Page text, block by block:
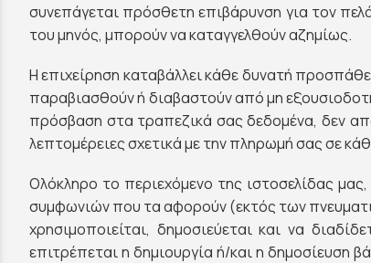
συνεπάγεται πρόσθετη επιβάρυνση για τον
του μηνός, μπορούν να καταγγελθούν αζημίως.
Η επιχείρηση καταβάλλει κάθε δυνατή
παραβιασθούν ή διαβαστούν από μη
πρόσβαση στα τραπεζικά σας δεδομένα, δεν
λεπτομέρειες σχετικά με την πληρωμή σας σε
Ολόκληρο το περιεχόμενο της ιστοσελίδας
συμφωνιών που τα αφορούν (εκτός των
χρησιμοποιείται, δημοσιεύεται και να
επιτρέπεται η δημιουργία ή/και η δημοσίευση